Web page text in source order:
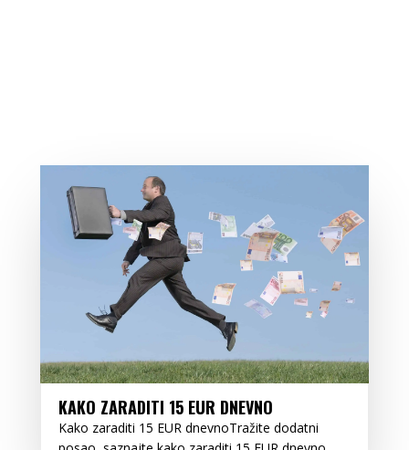
KAKO ZARADITI 15 EUR DNEVNO
Kako zaraditi 15 EUR dnevnoTražite dodatni